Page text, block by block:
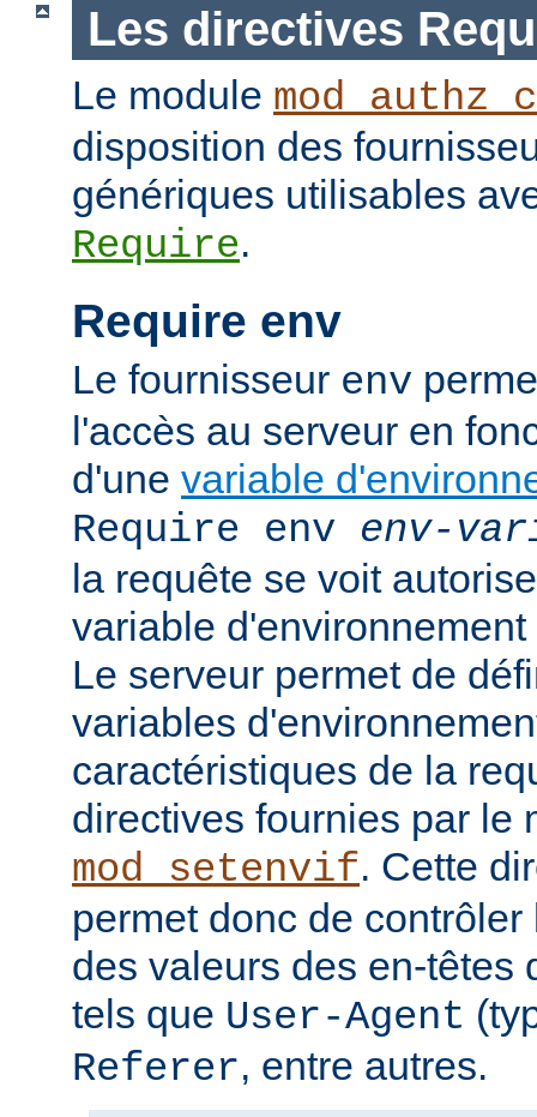
Les directives
Le module
disposition des
génériques utilisables
Require.
Require env
Le fournisseur env
l'accès au serveur en
d'une variable
Require env env-
la requête se voit
variable d'environnement
Le serveur permet de
variables
caractéristiques de la
directives fournies par le
mod_setenvif. Cette
permet donc de
des valeurs des en-têtes
tels que User-Agent
Referer, entre autres.